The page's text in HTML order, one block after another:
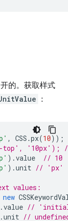
的。获取样式
：
, CSS .px(10));
top', '10px');
).value
// 10
).unit // 'px'
values:
new
value //
unit //